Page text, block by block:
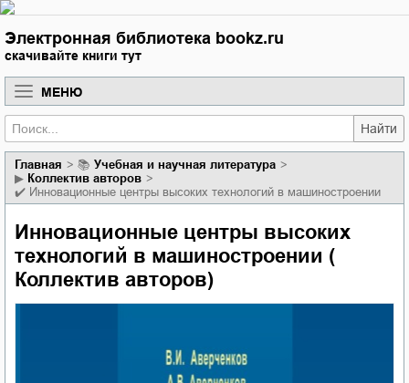
Электронная библиотека bookz.ru
скачивайте книги тут
МЕНЮ
Найти
Главная 📚
учебная и научная литература
▶ Коллектив авторов
✔️ Инновационные центры высоких технологий в машиностроении
Инновационные центры высоких
технологий в машиностроении (
Коллектив авторов)